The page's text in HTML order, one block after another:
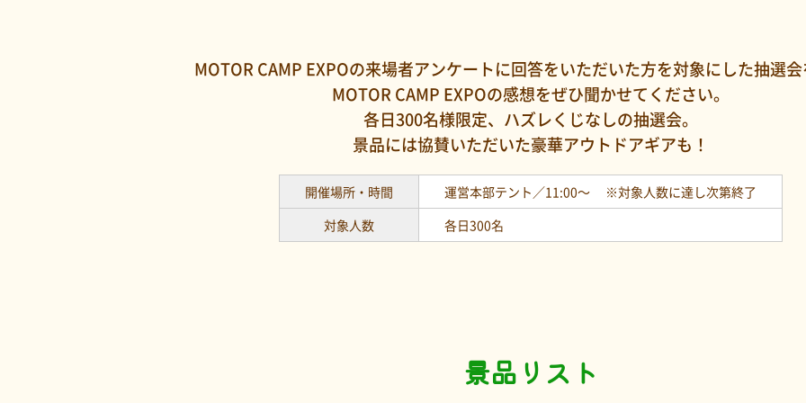
MOTOR CAMP EXPOの来場者アンケートに回答をいただいた方を対象にした抽選
MOTOR CAMP EXPOの感想をぜひ聞かせてください。
各日300名様限定、ハズレくじなしの抽選会。
景品には協賛いただいた豪華アウトドアギアも！
開催場所・時間 運営本部テント／11:00〜
※対象人数に達し次第終了
対象人数
各日300名
景品リスト